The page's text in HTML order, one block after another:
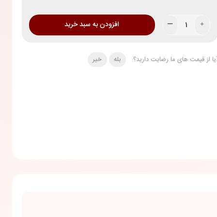
افزودن به سبد خرید
از قیمت های ما رضایت دارید؟ بله خیر